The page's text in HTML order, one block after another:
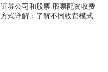
证券公司和股票 股票配资收费
方式详解：了解不同收费模式